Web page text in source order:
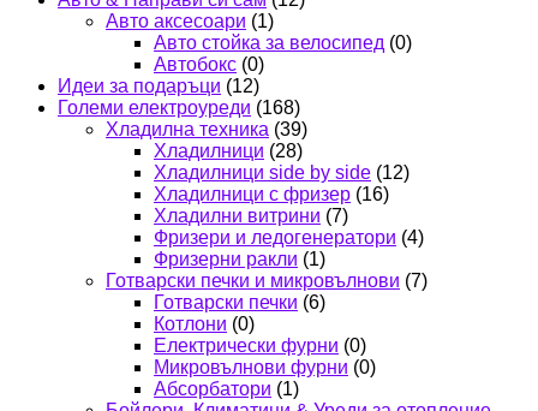
Авто аксесоари (1)
Авто стойка за велосипед (0)
Автобокс (0)
Идеи за подаръци (12)
Големи електроуреди (168)
Хладилна техника (39)
Хладилници (28)
Хладилници side by side (12)
Хладилници с фризер (16)
Хладилни витрини (7)
Фризери и ледогенератори (4)
Фризерни ракли (1)
Готварски печки и микровълнови (7)
Готварски печки (6)
Котлони (0)
Електрически фурни (0)
Микровълнови фурни (0)
Абсорбатори (1)